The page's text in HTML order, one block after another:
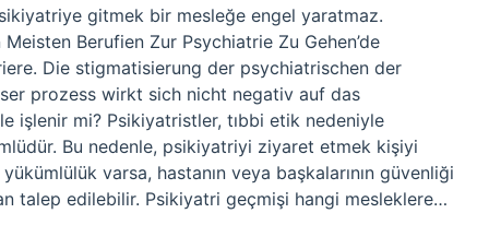
gitmek bir mesleğe engel yaratmaz.
Berufien Zur Psychiatrie Zu Gehen’de
Die stigmatisierung der psychiatrischen der
prozess wirkt sich nicht negativ auf das
işlenir mi? Psikiyatristler, tıbbi etik nedeniyle
Bu nedenle, psikiyatriyi ziyaret etmek kişiyi
varsa, hastanın veya başkalarının güvenliği
talep edilebilir. Psikiyatri geçmişi hangi mesleklere…